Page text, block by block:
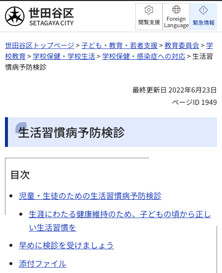
世田谷区 閲覧支援
Foreign
Language 緊急情報
世田谷区トップページ >子ども・教育・若者支援>教育委員会>学
校教育 >学校保健・学校生活>学校保健・感染症への対応> 生活習
慣病予防検診
最終更新日 2022年6月23日
ページID 1949
生活習慣病予防検診
目次
児童・生徒のための生活習慣病予防検診
生涯にわたる健康維持のため、子どもの頃から正し
い生活習慣を
早めに検診を受けましょう
添付ファイル